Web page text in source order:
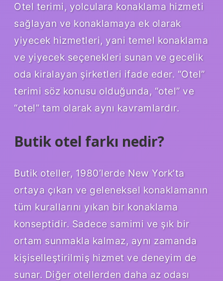
Otel terimi, yolculara konaklama hizmeti
sağlayan ve konaklamaya ek olarak
yiyecek hizmetleri, yani temel konaklama
ve yiyecek seçenekleri sunan ve gecelik
oda kiralayan şirketleri ifade eder. “Otel”
terimi söz konusu olduğunda, “otel” ve
“otel” tam olarak aynı kavramlardır.
Butik otel farkı nedir?
Butik oteller, 1980’lerde New York’ta
ortaya çıkan ve geleneksel konaklamanın
tüm kurallarını yıkan bir konaklama
konseptidir. Sadece samimi ve şık bir
ortam sunmakla kalmaz, aynı zamanda
kişiselleştirilmiş hizmet ve deneyim de
sunar. Diğer otellerden daha az odası